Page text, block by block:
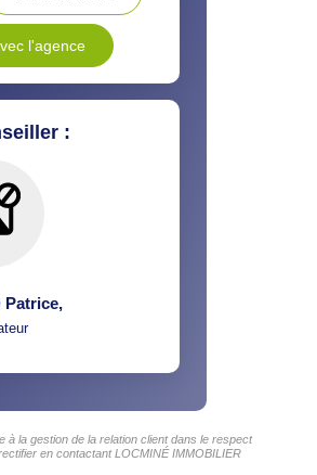
l'agence
:
Patrice,
la gestion de la relation client dans le respect
en contactant LOCMINÉ IMMOBILIER